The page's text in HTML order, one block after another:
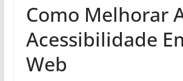
Como Melhorar
Acessibilidade
Web